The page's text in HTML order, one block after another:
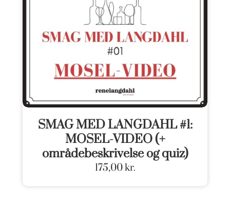
SMAG MED LANGDAHL #1:
MOSEL-VIDEO (+
områdebeskrivelse og quiz)
175,00kr.